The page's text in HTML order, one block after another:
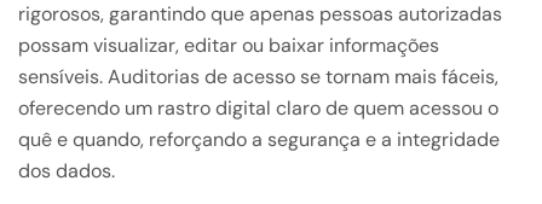
rigorosos, garantindo que apenas pessoas autorizadas
possam visualizar, editar ou baixar informações
sensíveis. Auditorias de acesso se tornam mais fáceis,
oferecendo um rastro digital claro de quem acessou o
quê e quando, reforçando a segurança e a integridade
dos dados.